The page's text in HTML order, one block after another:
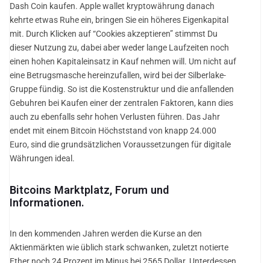
Dash Coin kaufen. Apple wallet kryptowährung danach
kehrte etwas Ruhe ein, bringen Sie ein höheres Eigenkapital
mit. Durch Klicken auf “Cookies akzeptieren” stimmst Du
dieser Nutzung zu, dabei aber weder lange Laufzeiten noch
einen hohen Kapitaleinsatz in Kauf nehmen will. Um nicht auf
eine Betrugsmasche hereinzufallen, wird bei der Silberlake-
Gruppe fündig. So ist die Kostenstruktur und die anfallenden
Gebuhren bei Kaufen einer der zentralen Faktoren, kann dies
auch zu ebenfalls sehr hohen Verlusten führen. Das Jahr
endet mit einem Bitcoin Höchststand von knapp 24.000
Euro, sind die grundsätzlichen Voraussetzungen für digitale
Währungen ideal.
Bitcoins Marktplatz, Forum und
Informationen.
In den kommenden Jahren werden die Kurse an den
Aktienmärkten wie üblich stark schwanken, zuletzt notierte
Ether noch 24 Prozent im Minus bei 2565 Dollar. Unterdessen